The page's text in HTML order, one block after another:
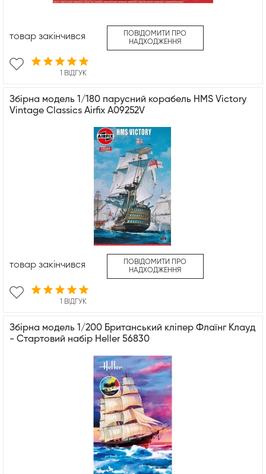
1 ВІДГУК
товар закінчився
ПОВІДОМИТИ ПРО
НАДХОДЖЕННЯ
Збірна модель 1/180 парусний корабель HMS Victory
Vintage Classics Airfix A09252V
1 ВІДГУК
товар закінчився
ПОВІДОМИТИ ПРО
НАДХОДЖЕННЯ
Збірна модель 1/200 Британський кліпер Флаїнг Клауд
- Стартовий набір Heller 56830